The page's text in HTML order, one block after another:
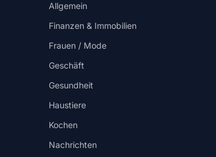
Allgemein
Finanzen & Immobilien
Frauen / Mode
Geschäft
Gesundheit
Haustiere
Kochen
Nachrichten